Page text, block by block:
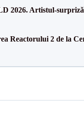
2026. Artistul-
Reactorului 2 de la